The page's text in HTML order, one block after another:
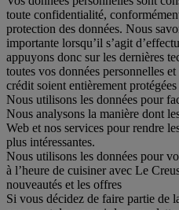
toute confidentialité,
protection des données. Nous
importante lorsqu’il s’agit
appuyons donc sur les dernières
toutes vos données personnelles
crédit soient entièrement
Nous utilisons les données pour
Nous analysons la manière dont
Web et nos services pour rendre
plus intéressantes.
Nous utilisons les données pour
à l’heure de cuisiner avec Le
nouveautés et les offres
Si vous décidez de faire partie de